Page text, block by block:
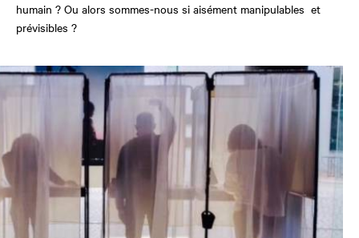
humain ? Ou alors sommes-nous si aisément manipulables et
prévisibles ?